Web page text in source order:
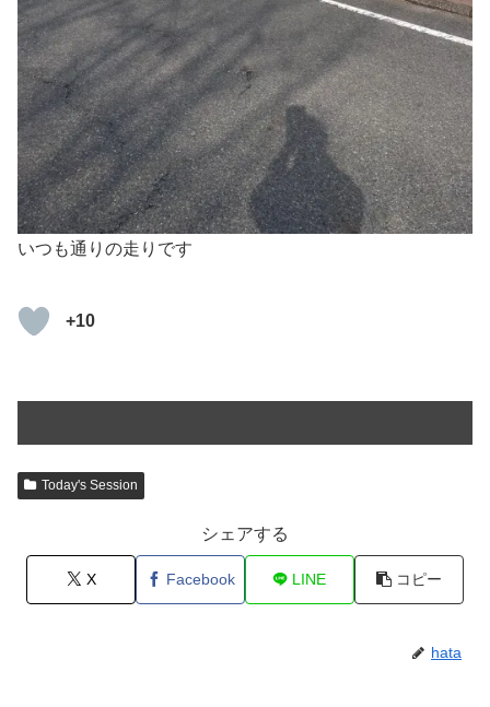
いつも通りの走りです
+10
Today's Session
シェアする
X Facebook LINE コピー
hata